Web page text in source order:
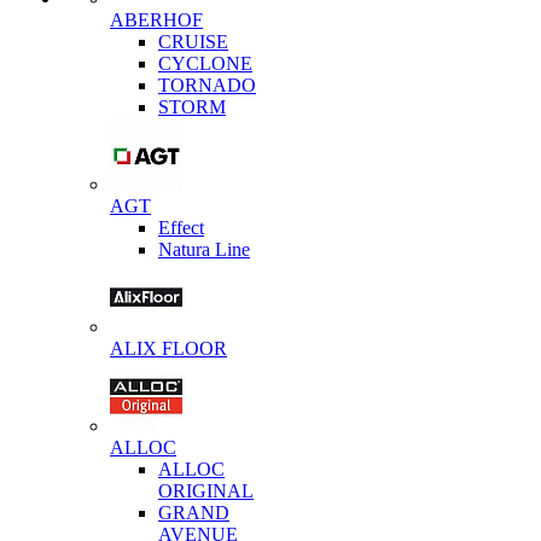
ABERHOF
CRUISE
CYCLONE
TORNADO
STORM
AGT
Effect
Natura Line
ALIX FLOOR
ALLOC
ALLOC
ORIGINAL
GRAND
AVENUE